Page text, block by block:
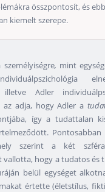
összpontosít, és
kiemelt szerepe.
, mint
illetve Adler
az adja, hogy Adler a
így a tudattalan
szerint a két
vallotta, hogy a tudatos
belül egységet
értette (életstílus,